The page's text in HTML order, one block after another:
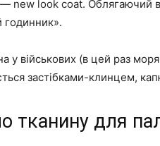
look coat. Облягаючий
годинник».
у військових (в цей раз
застібками-клинцем,
тканину для